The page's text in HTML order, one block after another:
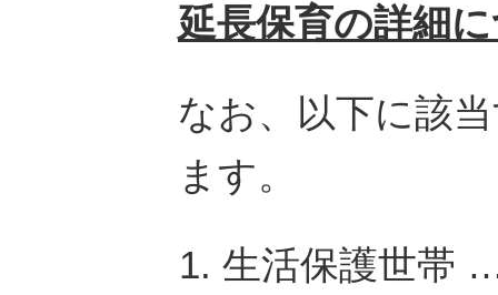
延長保育の詳細
なお、以下に該
ます。
生活保護世帯